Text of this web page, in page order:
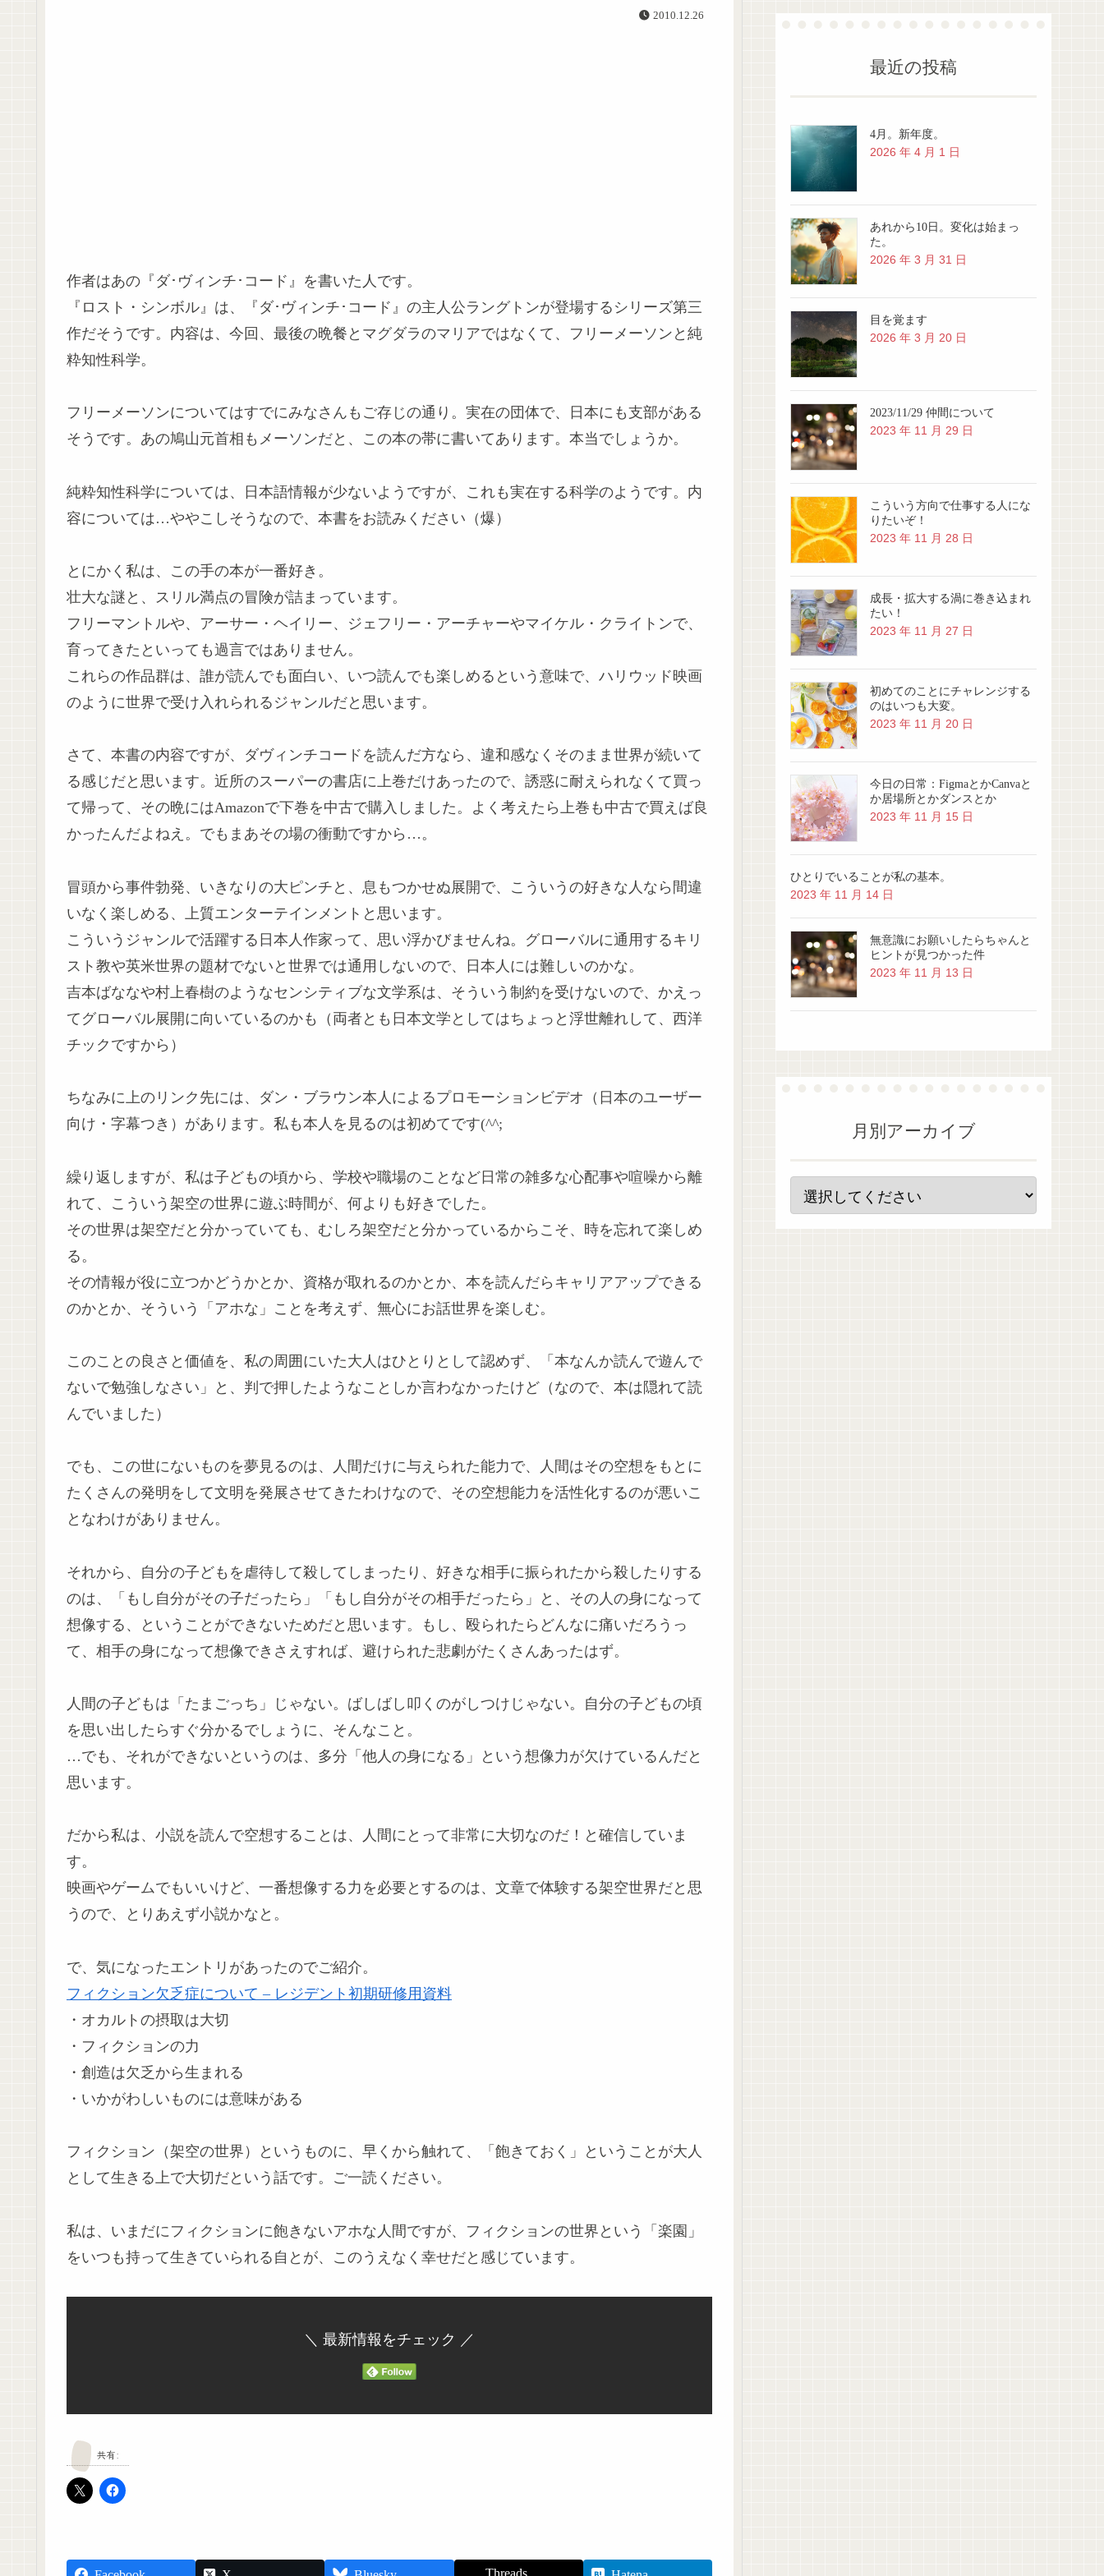
2010.12.26
作者はあの『ダ･ヴィンチ･コード』を書いた人です。
『ロスト・シンボル』は、『ダ･ヴィンチ･コード』の主人公ラングトンが登場するシリーズ第三
作だそうです。内容は、今回、最後の晩餐とマグダラのマリアではなくて、フリーメーソンと純
粋知性科学。
フリーメーソンについてはすでにみなさんもご存じの通り。実在の団体で、日本にも支部がある
そうです。あの鳩山元首相もメーソンだと、この本の帯に書いてあります。本当でしょうか。
純粋知性科学については、日本語情報が少ないようですが、これも実在する科学のようです。内
容については…ややこしそうなので、本書をお読みください（爆）
とにかく私は、この手の本が一番好き。
壮大な謎と、スリル満点の冒険が詰まっています。
フリーマントルや、アーサー・ヘイリー、ジェフリー・アーチャーやマイケル・クライトンで、
育ってきたといっても過言ではありません。
これらの作品群は、誰が読んでも面白い、いつ読んでも楽しめるという意味で、ハリウッド映画
のように世界で受け入れられるジャンルだと思います。
さて、本書の内容ですが、ダヴィンチコードを読んだ方なら、違和感なくそのまま世界が続いて
る感じだと思います。近所のスーパーの書店に上巻だけあったので、誘惑に耐えられなくて買っ
て帰って、その晩にはAmazonで下巻を中古で購入しました。よく考えたら上巻も中古で買えば良
かったんだよねえ。でもまあその場の衝動ですから…。
冒頭から事件勃発、いきなりの大ピンチと、息もつかせぬ展開で、こういうの好きな人なら間違
いなく楽しめる、上質エンターテインメントと思います。
こういうジャンルで活躍する日本人作家って、思い浮かびませんね。グローバルに通用するキリ
スト教や英米世界の題材でないと世界では通用しないので、日本人には難しいのかな。
吉本ばななや村上春樹のようなセンシティブな文学系は、そういう制約を受けないので、かえっ
てグローバル展開に向いているのかも（両者とも日本文学としてはちょっと浮世離れして、西洋
チックですから）
ちなみに上のリンク先には、ダン・ブラウン本人によるプロモーションビデオ（日本のユーザー
向け・字幕つき）があります。私も本人を見るのは初めてです(^^;
繰り返しますが、私は子どもの頃から、学校や職場のことなど日常の雑多な心配事や喧噪から離
れて、こういう架空の世界に遊ぶ時間が、何よりも好きでした。
その世界は架空だと分かっていても、むしろ架空だと分かっているからこそ、時を忘れて楽しめ
る。
その情報が役に立つかどうかとか、資格が取れるのかとか、本を読んだらキャリアアップできる
のかとか、そういう「アホな」ことを考えず、無心にお話世界を楽しむ。
このことの良さと価値を、私の周囲にいた大人はひとりとして認めず、「本なんか読んで遊んで
ないで勉強しなさい」と、判で押したようなことしか言わなかったけど（なので、本は隠れて読
んでいました）
でも、この世にないものを夢見るのは、人間だけに与えられた能力で、人間はその空想をもとに
たくさんの発明をして文明を発展させてきたわけなので、その空想能力を活性化するのが悪いこ
となわけがありません。
それから、自分の子どもを虐待して殺してしまったり、好きな相手に振られたから殺したりする
のは、「もし自分がその子だったら」「もし自分がその相手だったら」と、その人の身になって
想像する、ということができないためだと思います。もし、殴られたらどんなに痛いだろうっ
て、相手の身になって想像できさえすれば、避けられた悲劇がたくさんあったはず。
人間の子どもは「たまごっち」じゃない。ばしばし叩くのがしつけじゃない。自分の子どもの頃
を思い出したらすぐ分かるでしょうに、そんなこと。
…でも、それができないというのは、多分「他人の身になる」という想像力が欠けているんだと
思います。
だから私は、小説を読んで空想することは、人間にとって非常に大切なのだ！と確信していま
す。
映画やゲームでもいいけど、一番想像する力を必要とするのは、文章で体験する架空世界だと思
うので、とりあえず小説かなと。
で、気になったエントリがあったのでご紹介。
フィクション欠乏症について – レジデント初期研修用資料
・オカルトの摂取は大切
・フィクションの力
・創造は欠乏から生まれる
・いかがわしいものには意味がある
フィクション（架空の世界）というものに、早くから触れて、「飽きておく」ということが大人
として生きる上で大切だという話です。ご一読ください。
私は、いまだにフィクションに飽きないアホな人間ですが、フィクションの世界という「楽園」
をいつも持って生きていられる自とが、このうえなく幸せだと感じています。
＼ 最新情報をチェック ／
共有:
最近の投稿
4月。新年度。
2026 年 4 月 1 日
あれから10日。変化は始まっ
た。
2026 年 3 月 31 日
目を覚ます
2026 年 3 月 20 日
2023/11/29 仲間について
2023 年 11 月 29 日
こういう方向で仕事する人にな
りたいぞ！
2023 年 11 月 28 日
成長・拡大する渦に巻き込まれ
たい！
2023 年 11 月 27 日
初めてのことにチャレンジする
のはいつも大変。
2023 年 11 月 20 日
今日の日常：FigmaとかCanvaと
か居場所とかダンスとか
2023 年 11 月 15 日
ひとりでいることが私の基本。
2023 年 11 月 14 日
無意識にお願いしたらちゃんと
ヒントが見つかった件
2023 年 11 月 13 日
月別アーカイブ